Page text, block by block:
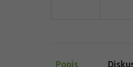
Popis